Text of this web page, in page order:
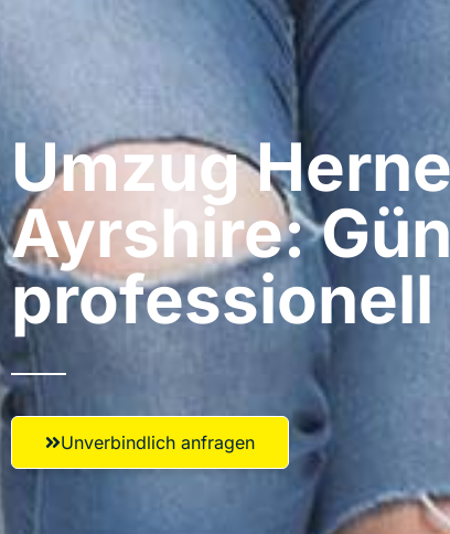
Umzug
Ayrshire:
professionell​
Unverbindlich anfragen